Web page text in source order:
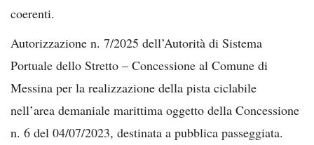
coerenti.
Autorizzazione n. 7/2025 dell’Autorità di Sistema
Portuale dello Stretto – Concessione al Comune di
Messina per la realizzazione della pista ciclabile
nell’area demaniale marittima oggetto della Concessione
n. 6 del 04/07/2023, destinata a pubblica passeggiata.